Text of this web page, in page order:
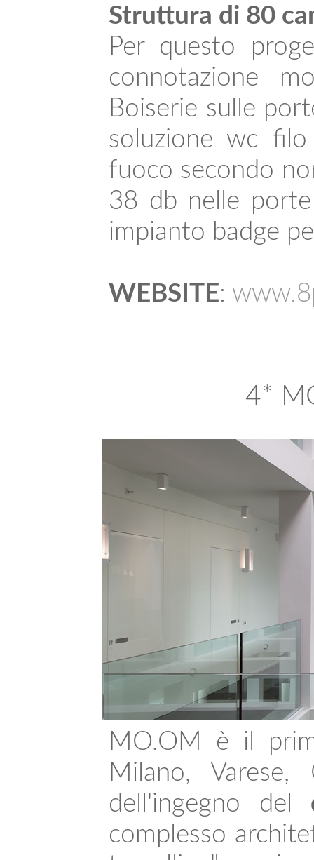
Struttura di 80
Per questo
connotazione
Boiserie sulle
soluzione wc
fuoco secondo
38 db nelle
impianto badge
WEBSITE:
4*
MO.OM è il
Milano,
dell'ingegno del
complesso